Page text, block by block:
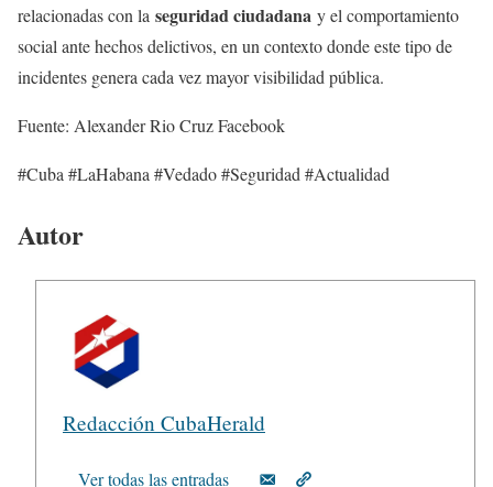
relacionadas con la seguridad ciudadana y el comportamiento
social ante hechos delictivos, en un contexto donde este tipo de
incidentes genera cada vez mayor visibilidad pública.
Fuente: Alexander Rio Cruz Facebook
#Cuba #LaHabana #Vedado #Seguridad #Actualidad
Autor
Redacción CubaHerald
Ver todas las entradas